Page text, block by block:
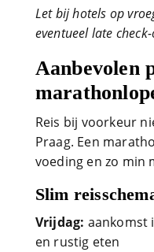
Let bij hotels op
eventueel late
Aanbevolen
Reis bij voorkeur
Praag. Een
voeding en zo min
Slim
Vrijdag: aankomst
en rustig eten